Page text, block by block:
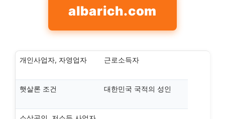
albarich.com
개인사업자, 자영업자 근로소득자
햇살론 조건 대한민국 국적의 성인